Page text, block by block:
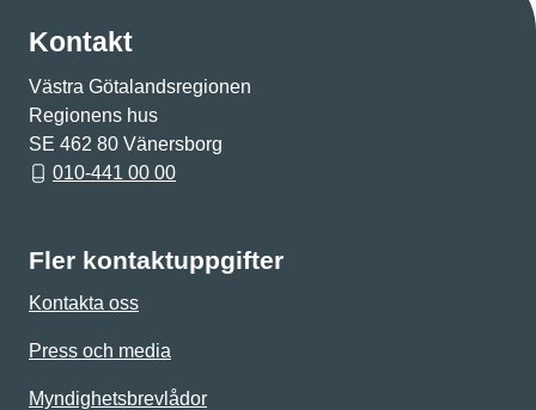
Kontakt
Västra Götalandsregionen
Regionens hus
SE 462 80 Vänersborg
010-441 00 00
Fler kontaktuppgifter
Kontakta oss
Press och media
Myndighetsbrevlådor